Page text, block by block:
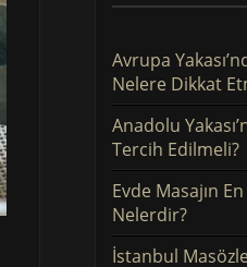
Avrupa
Nelere Dikkat
Anadolu
Tercih Edilmeli?
Evde Masajın
Nelerdir?
İstanbul